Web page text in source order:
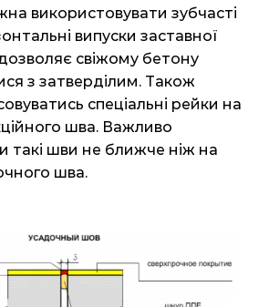
використовувати зубчасті
випуски заставної
свіжому бетону
з затверділим. Також
спеціальні рейки на
шва. Важливо
такі шви не ближче ніж на
шва.